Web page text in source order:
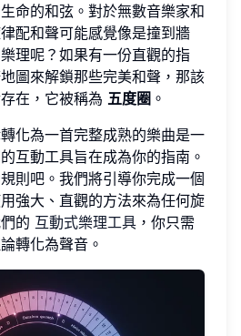
命的和弦。對於無數音樂家和
配和聲可能感覺像是撞到牆
理呢？如果有一份直觀的指
圖來解鎖那些完美和聲，那該
在，它被稱為 五度圈 。
化為一首完整成熟的樂曲是一
互動工具旨在成為你的指南。
則吧。我們將引導你完成一個
強大、直觀的方法來為任何旋
的 互動式樂理工具 ，你只需
轉化為聲音。